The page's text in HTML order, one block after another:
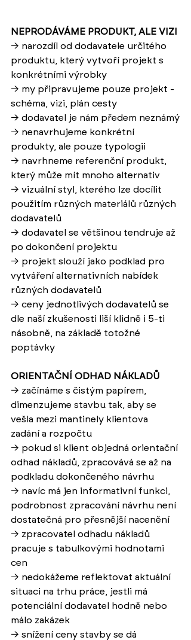
NEPRODÁVÁME PRODUKT, ALE VIZI
→ narozdíl od dodavatele určitého
produktu, který vytvoří projekt s
konkrétními výrobky
→ my připravujeme pouze projekt -
schéma, vizi, plán cesty
→ dodavatel je nám předem neznámý
→ nenavrhujeme konkrétní
produkty, ale pouze typologii
→ navrhneme referenční produkt,
který může mít mnoho alternativ
→ vizuální styl, kterého lze docílit
použitím různých materiálů různých
dodavatelů
→ dodavatel se většinou tendruje až
po dokončení projektu
→ projekt slouží jako podklad pro
vytváření alternativních nabídek
různých dodavatelů
→ ceny jednotlivých dodavatelů se
dle naší zkušenosti liší klidně i 5-ti
násobně, na základě totožné
poptávky
ORIENTAČNÍ ODHAD NÁKLADŮ
→ začínáme s čistým papírem,
dimenzujeme stavbu tak, aby se
vešla mezi mantinely klientova
zadání a rozpočtu
→ pokud si klient objedná orientační
odhad nákladů, zpracovává se až na
podkladu dokončeného návrhu
→ navíc má jen informativní funkci,
podrobnost zpracování návrhu není
dostatečná pro přesnější nacenění
→ zpracovatel odhadu nákladů
pracuje s tabulkovými hodnotami
cen
→ nedokážeme reflektovat aktuální
situaci na trhu práce, jestli má
potenciální dodavatel hodně nebo
málo zakázek
→ snížení ceny stavby se dá